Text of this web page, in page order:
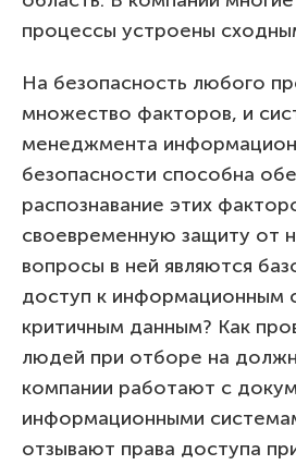
процессы устроены
На безопасность любого
множество факторов, и
менеджмента
безопасности способна
распознавание этих
своевременную защиту от
вопросы в ней являются
доступ к информационным
критичным данным? Как
людей при отборе на
компании работают с
информационными
отзывают права доступа